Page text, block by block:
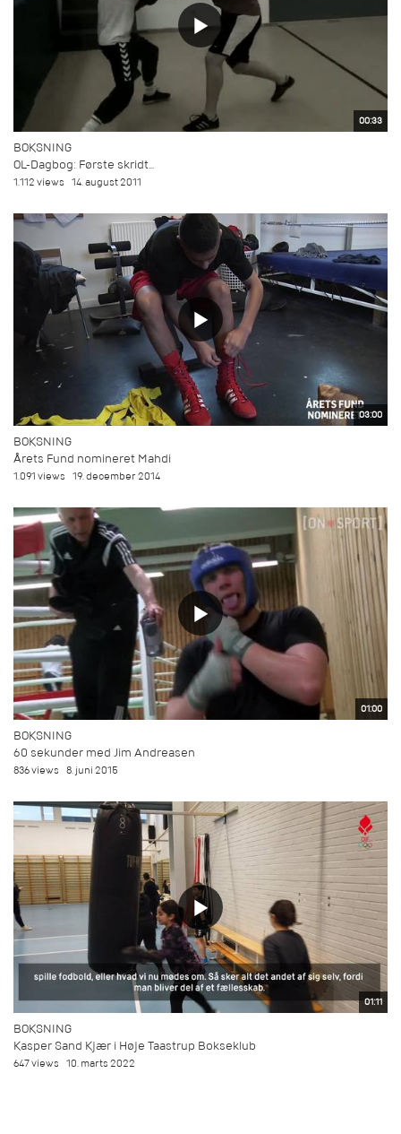
00:33
BOKSNING
OL-Dagbog: Første skridt...
1.112 views 14. august 2011
03:00
BOKSNING
Årets Fund nomineret Mahdi
1.091 views 19. december 2014
01:00
BOKSNING
60 sekunder med Jim Andreasen
836 views 8. juni 2015
01:11
BOKSNING
Kasper Sand Kjær i Høje Taastrup Bokseklub
647 views 10. marts 2022